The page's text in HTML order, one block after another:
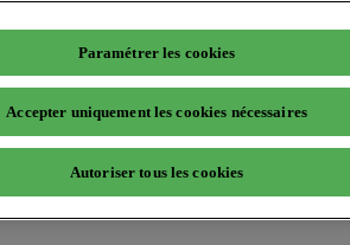
Paramétrer les cookies
Accepter uniquement les cookies nécessaires
Autoriser tous les cookies